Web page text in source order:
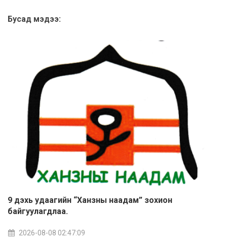
Бусад мэдээ:
9 дэхь удаагийн “Ханзны наадам” зохион
байгуулагдлаа.
2026-08-08 02:47:09